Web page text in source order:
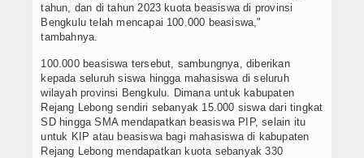
tahun, dan di tahun 2023 kuota beasiswa di provinsi
Bengkulu telah mencapai 100.000 beasiswa,"
tambahnya.
100.000 beasiswa tersebut, sambungnya, diberikan
kepada seluruh siswa hingga mahasiswa di seluruh
wilayah provinsi Bengkulu. Dimana untuk kabupaten
Rejang Lebong sendiri sebanyak 15.000 siswa dari tingkat
SD hingga SMA mendapatkan beasiswa PIP, selain itu
untuk KIP atau beasiswa bagi mahasiswa di kabupaten
Rejang Lebong mendapatkan kuota sebanyak 330